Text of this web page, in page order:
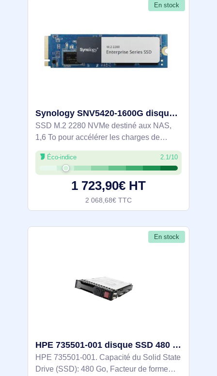
En stock
Synology SNV5420-1600G disque SSD 1,6 To M.2 PCI Express 4.0 NVMe
SSD M.2 2280 NVMe destiné aux NAS,
1,6 To pour accélérer les charges de
données. Interface PCIe 4.0, jusqu’à 3000
Mo/s en lecture et 1000 Mo/s en écriture,
660k/120k IOPS aléatoires. Endurance
Éco-indice 2.1/10
1 723,90€ HT
2 068,68€ TTC
En stock
HPE 735501-001 disque SSD 480 Go 2.5" Série ATA III
HPE 735501-001. Capacité du Solid State
Drive (SSD): 480 Go, Facteur de forme